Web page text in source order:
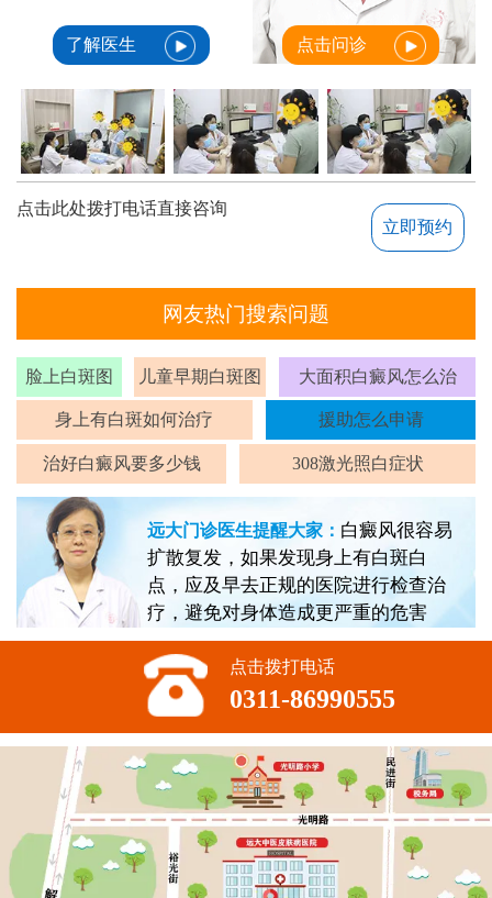
了解医生 点击问诊
点击此处拨打电话直接咨询
立即预约
网友热门搜索问题
脸上白斑图 儿童早期白斑图 大面积白癜风怎么治
身上有白斑如何治疗 援助怎么申请
治好白癜风要多少钱 308激光照白症状
远大门诊医生提醒大家： 白癜风很容易
扩散复发，如果发现身上有白斑白
点，应及早去正规的医院进行检查治
疗，避免对身体造成更严重的危害
点击拨打电话
0311-86990555